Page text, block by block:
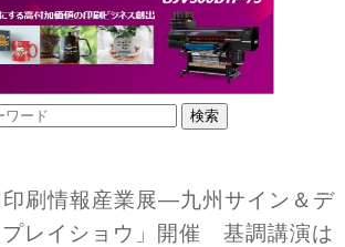
刷情報産業展―九州サイン＆デ
プレイショウ」開催 基調講演は